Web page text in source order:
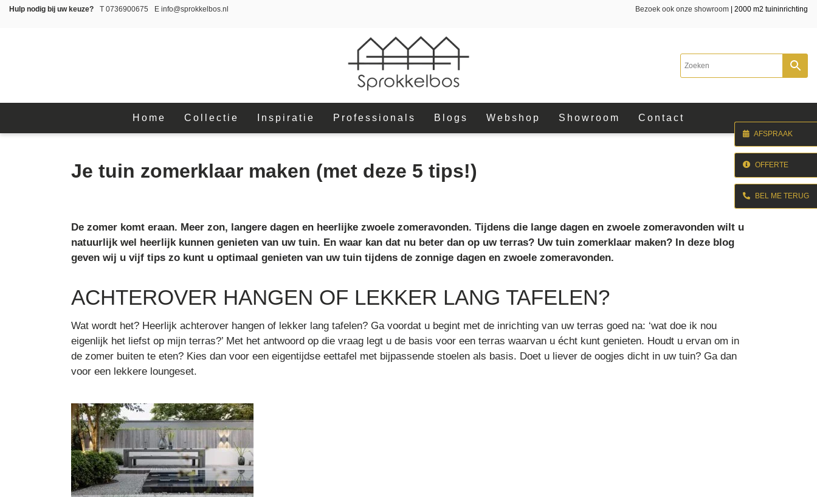
Hulp nodig bij uw keuze? T 0736900675 E info@sprokkelbos.nl Bezoek ook onze showroom | 2000 m2 tuininrichting
Home Collectie Inspiratie Professionals Blogs Webshop Showroom Contact
AFSPRAAK
OFFERTE
BEL ME TERUG
Je tuin zomerklaar maken (met deze 5 tips!)
De zomer komt eraan. Meer zon, langere dagen en heerlijke zwoele zomeravonden. Tijdens die lange dagen en zwoele zomeravonden wilt u
natuurlijk wel heerlijk kunnen genieten van uw tuin. En waar kan dat nu beter dan op uw terras? Uw tuin zomerklaar maken? In deze blog
geven wij u vijf tips zo kunt u optimaal genieten van uw tuin tijdens de zonnige dagen en zwoele zomeravonden.
ACHTEROVER HANGEN OF LEKKER LANG TAFELEN?
Wat wordt het? Heerlijk achterover hangen of lekker lang tafelen? Ga voordat u begint met de inrichting van uw terras goed na: ‘wat doe ik nou
eigenlijk het liefst op mijn terras?’ Met het antwoord op die vraag legt u de basis voor een terras waarvan u écht kunt genieten. Houdt u ervan om in
de zomer buiten te eten? Kies dan voor een eigentijdse eettafel met bijpassende stoelen als basis. Doet u liever de oogjes dicht in uw tuin? Ga dan
voor een lekkere loungeset.